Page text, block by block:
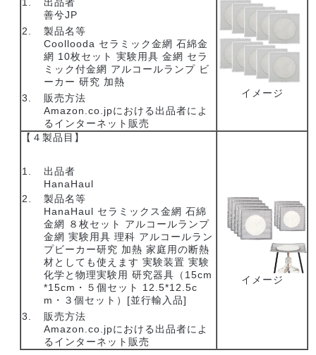
善兮JP
製品名等
Coollooda セラミック金網 石綿金
網 10枚セット 実験用具 金網 セラ
ミック付金網 アルコールランプ ビ
ーカー 研究 加熱
販売方法
Amazon.co.jpにおける出品者によ
るインターネット販売
イメージ
【４製品目】
出品者
HanaHaul
製品名等
HanaHaul セラミックス金網 石綿
金網 ８枚セット アルコールランプ
金網 実験用具 理科 アルコールラン
プビーカー研究 加熱 家庭用の断熱
材としても使えます 実験装置 実験
化学と物理実験用 研究器具（15cm
*15cm・５個セット 12.5*12.5c
m・３個セット）[並行輸入品]
販売方法
Amazon.co.jpにおける出品者によ
るインターネット販売
イメージ